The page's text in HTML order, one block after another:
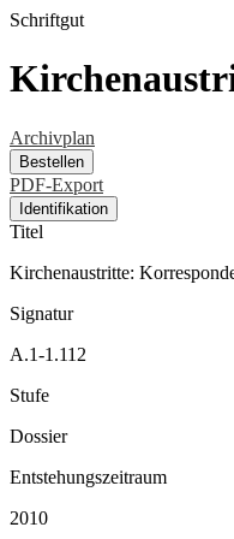
Schriftgut
Archivplan
Bestellen
PDF-Export
Identifikation
Titel
Kirchenaustritte:
Signatur
A.1-1.112
Stufe
Dossier
Entstehungszeitraum
2010